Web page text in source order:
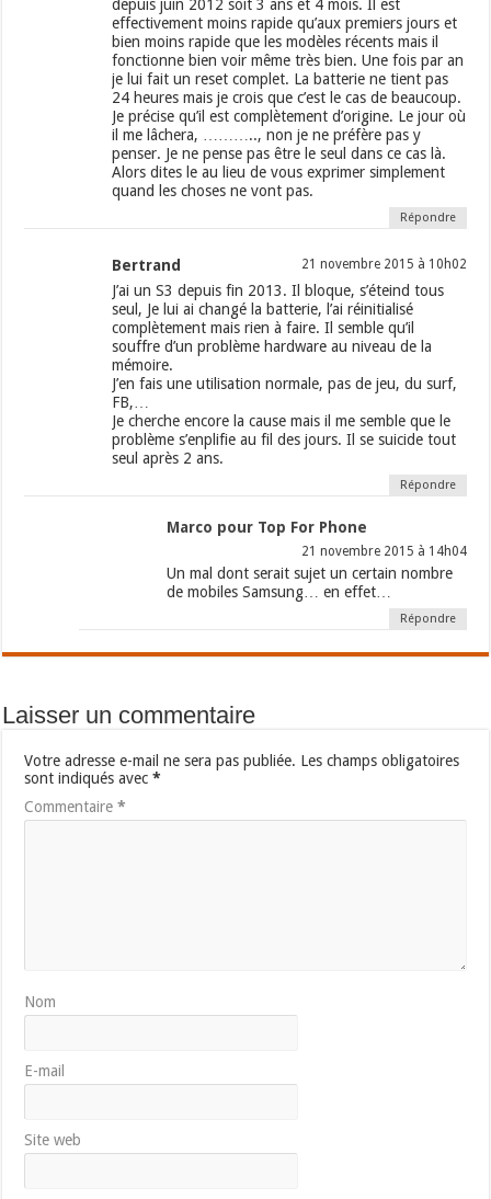
depuis juin 2012 soit 3 ans et 4 mois. Il est
effectivement moins rapide qu’aux premiers jours et
bien moins rapide que les modèles récents mais il
fonctionne bien voir même très bien. Une fois par an
je lui fait un reset complet. La batterie ne tient pas
24 heures mais je crois que c’est le cas de beaucoup.
Je précise qu’il est complètement d’origine. Le jour où
il me lâchera, ……….., non je ne préfère pas y
penser. Je ne pense pas être le seul dans ce cas là.
Alors dites le au lieu de vous exprimer simplement
quand les choses ne vont pas.
Répondre
Bertrand 21 novembre 2015 à 10h02
J’ai un S3 depuis fin 2013. Il bloque, s’éteind tous
seul, Je lui ai changé la batterie, l’ai réinitialisé
complètement mais rien à faire. Il semble qu’il
souffre d’un problème hardware au niveau de la
mémoire.
J’en fais une utilisation normale, pas de jeu, du surf,
FB,…
Je cherche encore la cause mais il me semble que le
problème s’enplifie au fil des jours. Il se suicide tout
seul après 2 ans.
Répondre
Marco pour Top For Phone
21 novembre 2015 à 14h04
Un mal dont serait sujet un certain nombre
de mobiles Samsung… en effet…
Répondre
Laisser un commentaire
Votre adresse e-mail ne sera pas publiée. Les champs obligatoires
sont indiqués avec*
Commentaire*
Nom
E-mail
Site web